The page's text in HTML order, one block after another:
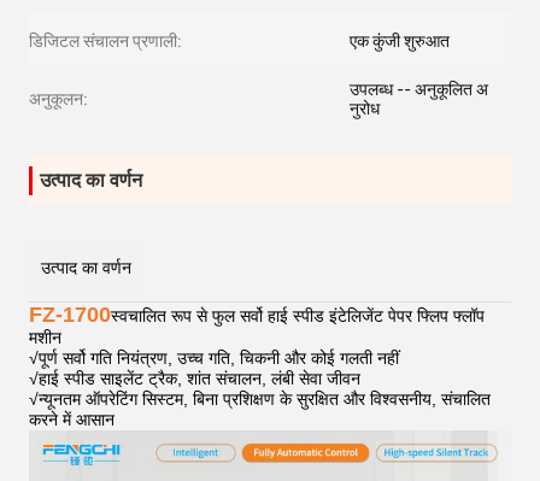
डिजिटल संचालन प्रणाली: एक कुंजी शुरुआत
अनुकूलन:
उपलब्ध -- अनुकूलित अ
नुरोध
उत्पाद का वर्णन
उत्पाद का वर्णन
FZ-1700स्वचालित रूप से फुल सर्वो हाई स्पीड इंटेलिजेंट पेपर फ्लिप फ्लॉप
मशीन
√पूर्ण सर्वो गति नियंत्रण, उच्च गति, चिकनी और कोई गलती नहीं
√हाई स्पीड साइलेंट ट्रैक, शांत संचालन, लंबी सेवा जीवन
√न्यूनतम ऑपरेटिंग सिस्टम, बिना प्रशिक्षण के सुरक्षित और विश्वसनीय, संचालित
करने में आसान